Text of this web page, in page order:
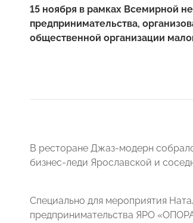
15 ноября в рамках Всемирной
предпринимательства,
общественной организации
В ресторане Джаз-модерн
бизнес-леди Ярославской и
Специально для мероприятия
предпринимательства ЯРО